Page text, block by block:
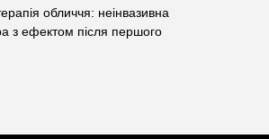
обличчя: неінвазивна
з ефектом після першого